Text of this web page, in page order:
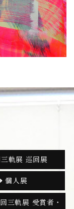
軌展 巡回展
個人展
三軌展 受賞者・